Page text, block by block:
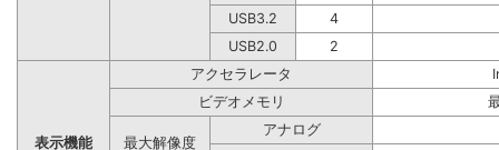
USB3.2
4
USB2.0
2
表示機能
アクセラレータ
ビデオメモリ
最大解像度
アナログ